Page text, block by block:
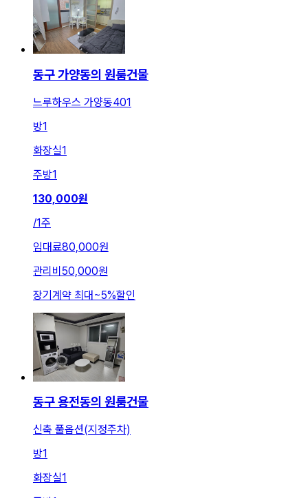
동구 가양동의 원룸건물
느루하우스 가양동401
방1
화장실1
주방1
130,000원
/1주
임대료80,000원
관리비 50,000원
장기계약 최대~5%할인
동구 용전동의 원룸건물
신축 풀옵션(지정주차)
방1
화장실1